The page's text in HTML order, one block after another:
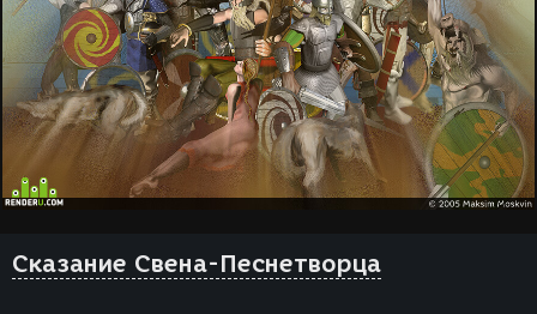
Сказание Свена-Песнетворца